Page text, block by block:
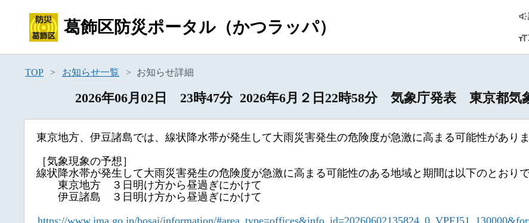
葛飾区防災ポータル （かつラッパ）
TOP お知らせ一覧 お知らせ詳細
2026年06月02日 23時47分 2026年6月２日22時58分 気象庁発表 東京都気
東京地方、伊豆諸島では、線状降水帯が発生して大雨災害発生の危険度が急激に高まる可能性がありま
［気象現象の予想］
線状降水帯が発生して大雨災害発生の危険度が急激に高まる可能性のある地域と期間は以下のとおりで
東京地方 ３日明け方から昼過ぎにかけて
伊豆諸島 ３日明け方から昼過ぎにかけて
https://www.jma.go.jp/bosai/information/